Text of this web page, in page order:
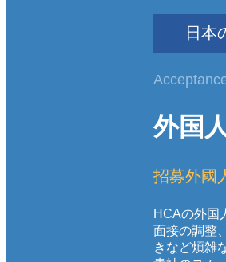
日本
外国
招募外國
HCAの外国
面接の調整
きなど煩雑